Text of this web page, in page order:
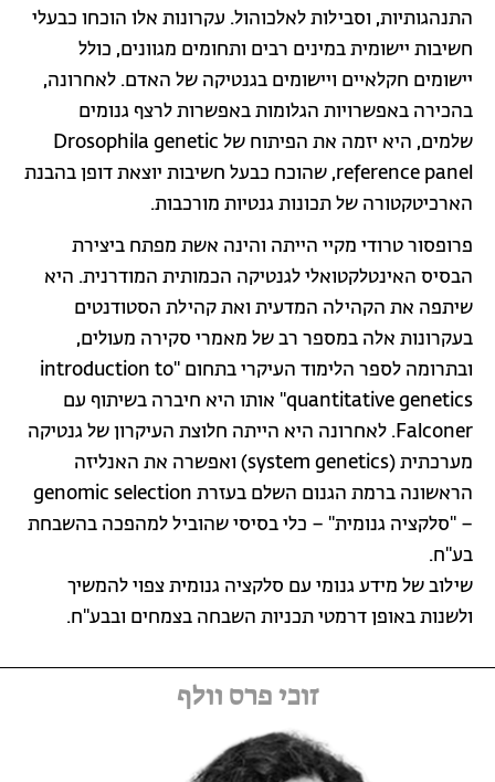
התנהגותיות, וסבילות לאלכוהול. עקרונות אלו הוכחו כבעלי
חשיבות יישומית במינים רבים ותחומים מגוונים, כולל
יישומים חקלאיים ויישומים בגנטיקה של האדם. לאחרונה,
בהכירה באפשרויות הגלומות באפשרות לרצף גנומים
שלמים, היא יזמה את הפיתוח של Drosophila genetic
reference panel, שהוכח כבעל חשיבות יוצאת דופן בהבנת
הארכיטקטורה של תכונות גנטיות מורכבות.
פרופסור טרודי מקיי הייתה והינה אשת מפתח ביצירת
הבסיס האינטלקטואלי לגנטיקה הכמותית המודרנית. היא
שיתפה את הקהילה המדעית ואת קהילת הסטודנטים
בעקרונות אלה במספר רב של מאמרי סקירה מעולים,
ובתרומה לספר הלימוד העיקרי בתחום "introduction to
quantitative genetics" אותו היא חיברה בשיתוף עם
Falconer. לאחרונה היא הייתה חלוצת העיקרון של גנטיקה
מערכתית (system genetics) ואפשרה את האנליזה
הראשונה ברמת הגנום השלם בעזרת genomic selection
– "סלקציה גנומית" – כלי בסיסי שהוביל למהפכה בהשבחת
בע"ח.
שילוב של מידע גנומי עם סלקציה גנומית צפוי להמשיך
ולשנות באופן דרמטי תכניות השבחה בצמחים ובבע"ח.
זוכי פרס וולף